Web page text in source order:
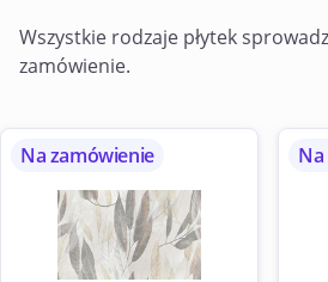
Wszystkie rodzaje płytek
zamówienie.
Na zamówienie